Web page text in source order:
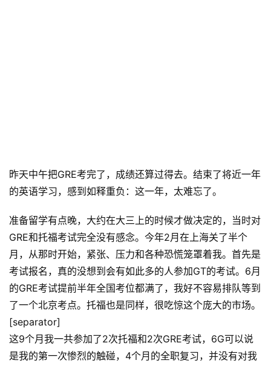
昨天中午把GRE考完了，成绩还算过得去。结束了将近一年
的英语学习，感到如释重负：这一年，太难忘了。
准备留学有点晚，大约在大三上的时候才做决定的，当时对
GRE和托福考试完全没有感念。今年2月在上海关了半个
月，从那时开始，紧张、压力和各种恐慌笼罩着我。首先是
考试报名，真的没想到会有如此多的人参加GT的考试。6月
的GRE考试提前半年全国考位都满了，我好不容易排队等到
了一个北京考点。托福也是同样，很吃惊这个庞大的市场。
[separator]
这9个月我一共参加了2次托福和2次GRE考试，6G可以说
是我的第一次惨烈的触碰，4个月的全职复习，并没有对我